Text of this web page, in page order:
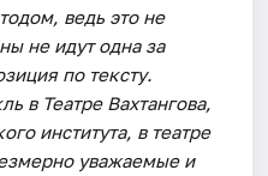
ведь это не
не идут одна за
по тексту.
в Театре Вахтангова,
института, в театре
уважаемые и